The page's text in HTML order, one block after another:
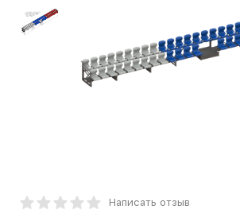
Написать отзыв